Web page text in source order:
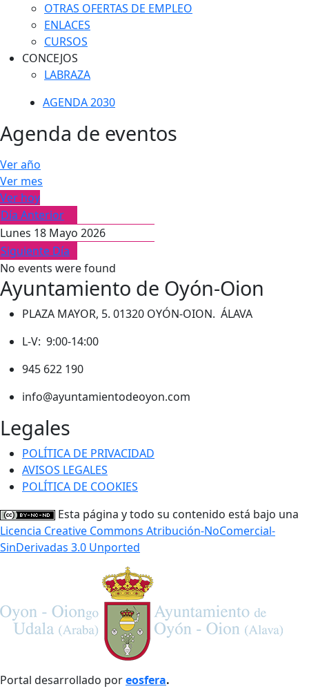
OTRAS OFERTAS DE EMPLEO
ENLACES
CURSOS
CONCEJOS
LABRAZA
AGENDA 2030
Agenda de eventos
Ver año
Ver mes
Ver hoy
Día Anterior
Lunes 18 Mayo 2026
Siguiente Día
No events were found
Ayuntamiento de Oyón-Oion
PLAZA MAYOR, 5. 01320 OYÓN-OION. ÁLAVA
L-V: 9:00-14:00
945 622 190
info@ayuntamientodeoyon.com
Legales
POLÍTICA DE PRIVACIDAD
AVISOS LEGALES
POLÍTICA DE COOKIES
Esta página y todo su contenido está bajo una
Licencia Creative Commons Atribución-NoComercial-
SinDerivadas 3.0 Unported
Portal desarrollado poreosfera.